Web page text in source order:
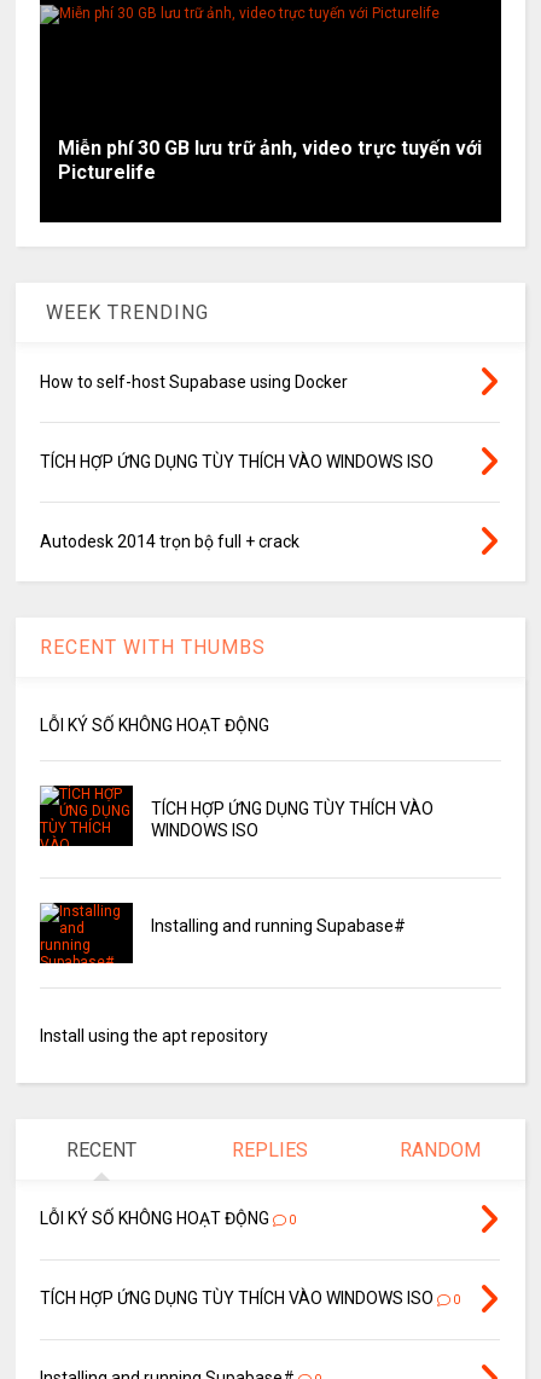
Miễn phí 30 GB lưu trữ ảnh, video trực tuyến với
Picturelife
WEEK TRENDING
How to self-host Supabase using Docker
TÍCH HỢP ỨNG DỤNG TÙY THÍCH VÀO WINDOWS ISO
Autodesk 2014 trọn bộ full + crack
RECENT WITH THUMBS
LỖI KÝ SỐ KHÔNG HOẠT ĐỘNG
TÍCH HỢP ỨNG DỤNG TÙY THÍCH VÀO
WINDOWS ISO
Installing and running Supabase#
Install using the apt repository
RECENT REPLIES RANDOM
LỖI KÝ SỐ KHÔNG HOẠT ĐỘNG 0
TÍCH HỢP ỨNG DỤNG TÙY THÍCH VÀO WINDOWS ISO 0